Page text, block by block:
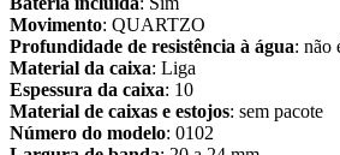
Movimento: QUARTZO
Profundidade de resistência à água: não
Material da caixa: Liga
Espessura da caixa: 10
Material de caixas e estojos: sem pacote
Número do modelo: 0102